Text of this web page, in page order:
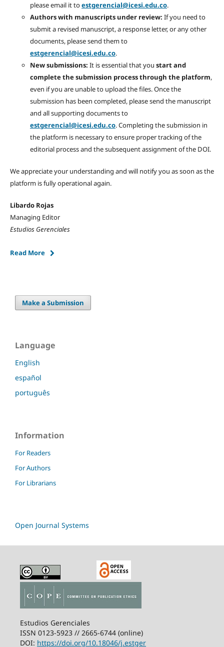
please email it toestgerencial@icesi.edu.co.
Authors with manuscripts under review: If you need to
submit a revised manuscript, a response letter, or any other
documents, please send them to
estgerencial@icesi.edu.co.
New submissions: It is essential that you start and
complete the submission process through the platform,
even if you are unable to upload the files. Once the
submission has been completed, please send the manuscript
and all supporting documents to
estgerencial@icesi.edu.co. Completing the submission in
the platform is necessary to ensure proper tracking of the
editorial process and the subsequent assignment of the DOI.
We appreciate your understanding and will notify you as soon as the
platform is fully operational again.
Libardo Rojas
Managing Editor
Estudios Gerenciales
Read More
Make a Submission
Language
English
español
português
Information
For Readers
For Authors
For Librarians
Open Journal Systems
Estudios Gerenciales
ISSN 0123-5923 // 2665-6744 (online)
DOI: https://doi.org/10.18046/j.estger